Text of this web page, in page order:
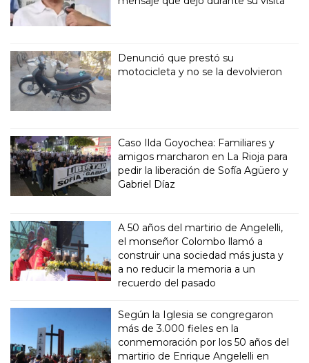
Denunció que prestó su
motocicleta y no se la devolvieron
Caso Ilda Goyochea: Familiares y
amigos marcharon en La Rioja para
pedir la liberación de Sofía Agüero y
Gabriel Díaz
A 50 años del martirio de Angelelli,
el monseñor Colombo llamó a
construir una sociedad más justa y
a no reducir la memoria a un
recuerdo del pasado
Según la Iglesia se congregaron
más de 3.000 fieles en la
conmemoración por los 50 años del
martirio de Enrique Angelelli en